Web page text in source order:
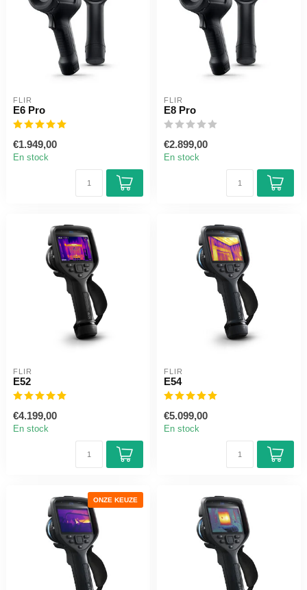
FLIR
E6 Pro
€1.949,00
En stock
FLIR
E8 Pro
€2.899,00
En stock
FLIR
E52
€4.199,00
En stock
FLIR
E54
€5.099,00
En stock
ONZE KEUZE